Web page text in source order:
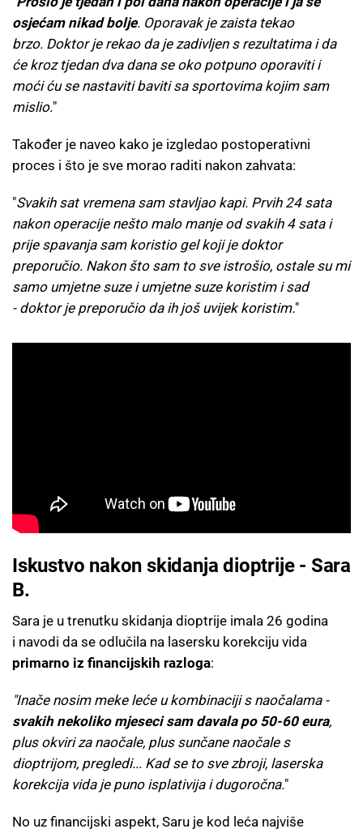
osjećam nikad bolje. Oporavak je zaista tekao
brzo. Doktor je rekao da je zadivljen s rezultatima i da
će kroz tjedan dva dana se oko potpuno oporaviti i
moći ću se nastaviti baviti sa sportovima kojim sam
mislio."
Također je naveo kako je izgledao postoperativni
proces i što je sve morao raditi nakon zahvata:
"Svakih sat vremena sam stavljao kapi. Prvih 24 sata
nakon operacije nešto malo manje od svakih 4 sata i
prije spavanja sam koristio gel koji je doktor
preporučio. Nakon što sam to sve istrošio, ostale su mi
samo umjetne suze i umjetne suze koristim i sad
- doktor je preporučio da ih još uvijek koristim."
Iskustvo nakon skidanja dioptrije - Sara
B.
Sara je u trenutku skidanja dioptrije imala 26 godina
i navodi da se odlučila na lasersku korekciju vida
primarno iz financijskih razloga:
"Inače nosim meke leće u kombinaciji s naočalama -
svakih nekoliko mjeseci sam davala po 50-60 eura,
plus okviri za naočale, plus sunčane naočale s
dioptrijom, pregledi... Kad se to sve zbroji, laserska
korekcija vida je puno isplativija i dugoročna."
No uz financijski aspekt, Saru je kod leća najviše